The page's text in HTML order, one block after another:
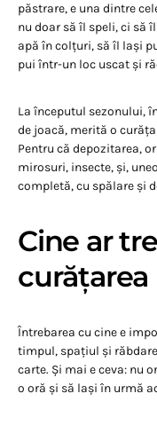
păstrare, e una dintre
nu doar să îl speli, ci să
apă în colțuri, să îl lași
pui într-un loc uscat și
La începutul sezonului,
de joacă, merită o
Pentru că depozitarea,
mirosuri, insecte, și,
completă, cu spălare și
Cine ar
Întrebarea cu cine e
timpul, spațiul și
carte. Și mai e ceva: nu
o oră și să lași în urmă